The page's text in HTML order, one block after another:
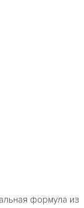
формула из